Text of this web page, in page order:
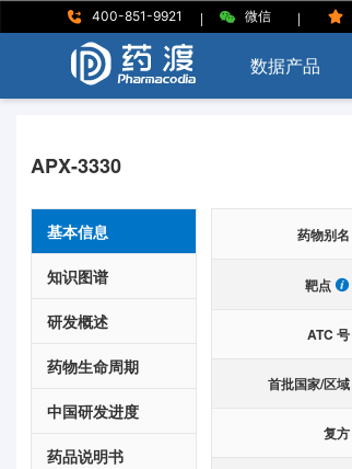
400-851-9921 | 微信 |
数据产品
APX-3330
基本信息
知识图谱
研发概述
药物生命周期
中国研发进度
药品说明书
药物别名
靶点
ATC 号
首批国家/区域
复方